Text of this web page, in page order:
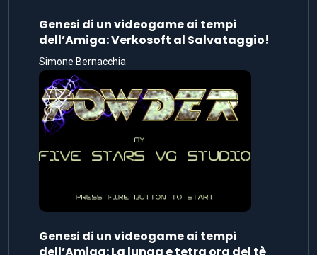
Genesi di un videogame ai tempi
dell’Amiga: Verkosoft al Salvataggio!
Simone Bernacchia
Genesi di un videogame ai tempi